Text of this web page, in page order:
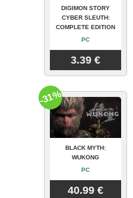
DIGIMON STORY
CYBER SLEUTH:
COMPLETE EDITION
PC
3.39 €
BLACK MYTH:
WUKONG
PC
40.99 €
-31%